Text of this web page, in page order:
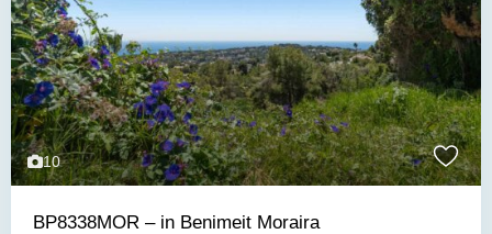
10
BP8338MOR – in Benimeit Moraira